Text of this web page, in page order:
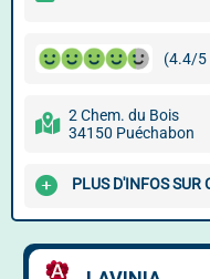
(4.4/5
2 Chem. du Bois
34150 Puéchabon
PLUS D'INFOS SUR